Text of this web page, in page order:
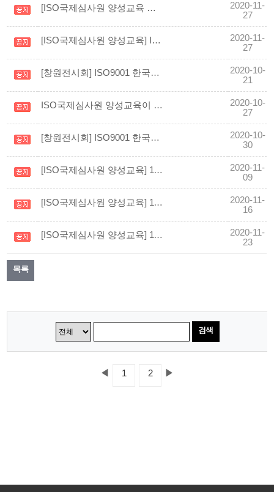
[ISO국제심사원 양성교육 안내] 2021.01 ISO9001, 14001, 19011 교육 일정
2020-11-
27
[ISO국제심사원 양성교육] ISO19011 맛보기 교육영상
2020-11-
27
[창원전시회] ISO9001 한국상공사/ITS인증원 부산지사 방송사 인터뷰 및 ISO소개
2020-10-
21
ISO국제심사원 양성교육이 11월 7일부터 교육시작합니다
2020-10-
27
[창원전시회] ISO9001 한국상공사/ITS인증원 부산지사 ISO 전시부스 영상
2020-10-
30
[ISO국제심사원 양성교육] 11월 7일~11월 8일 ISO9001 심사원교육을 실시하였습니다.
2020-11-
09
[ISO국제심사원 양성교육] 11월 14일~11월 15일 ISO14001 심사원교육을 실시하였습니다.
2020-11-
16
[ISO국제심사원 양성교육] 11월 21일~11월 22일 ISO19011 심사원교육을 실시하였습니다.
2020-11-
23
목록
검색
◀ 1 2 ▶